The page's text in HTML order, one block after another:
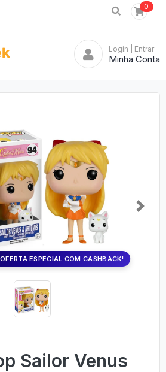
0
Login | Entrar
Minha Conta
ESPECIAL COM CASHBACK!
Next
Sailor Venus